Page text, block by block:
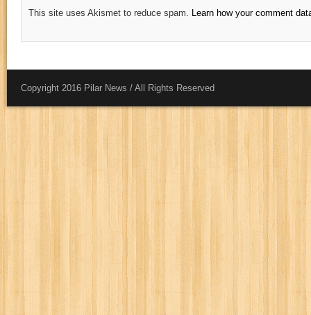
This site uses Akismet to reduce spam. Learn how your comment
Copyright 2016 Pilar News / All Rights Reserved